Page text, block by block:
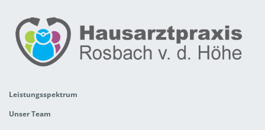
Leistungsspektrum
Unser Team